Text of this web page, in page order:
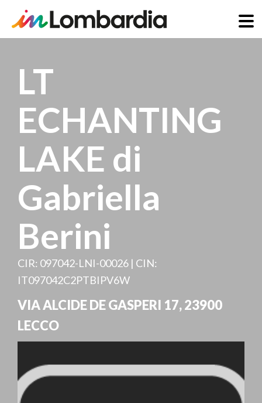
contenuto
principale
LT
ECHANTING
LAKE di
Gabriella
Berini
CIR: 097042-LNI-00026 | CIN:
IT097042C2PTBIPV6W
VIA ALCIDE DE GASPERI 17,23900
LECCO